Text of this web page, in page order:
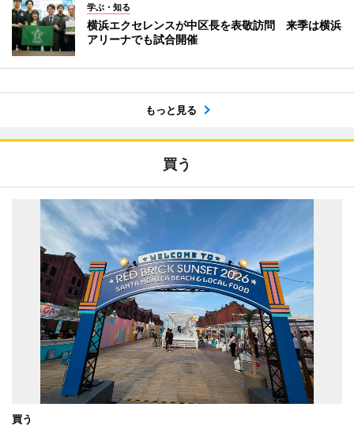
学ぶ・知る
横浜エクセレンスが中区長を表敬訪問 来季は横浜
アリーナでも試合開催
もっと見る
買う
買う